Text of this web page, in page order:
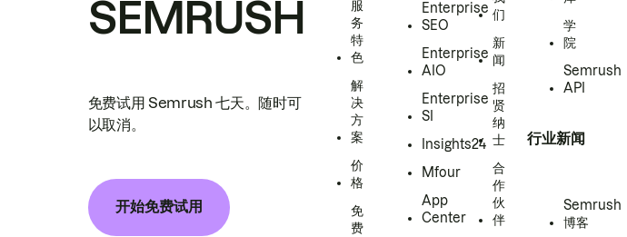
SEMRUSH
免费试用 Semrush 七天。随时可
以取消。
开始免费试用
服
务
特
色
解
决
方
案
价
格
免
费
Enterprise
SEO
Enterprise
AIO
Enterprise
SI
Insights24
Mfour
App
Center
们
新
闻
招
贤
纳
士
合
作
伙
伴
学
院
Semrush
API
行业新闻
Semrush
博客